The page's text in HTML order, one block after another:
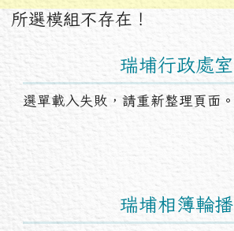
主內容區域
所選模組不存在！
瑞埔行政處室
選單載入失敗，請重新整理頁面。
瑞埔相簿輪播
頁尾區域